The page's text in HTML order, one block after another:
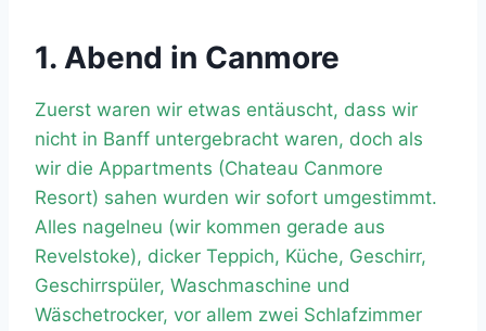
1. Abend in Canmore
Zuerst waren wir etwas entäuscht, dass wir
nicht in Banff untergebracht waren, doch als
wir die Appartments (Chateau Canmore
Resort) sahen wurden wir sofort umgestimmt.
Alles nagelneu (wir kommen gerade aus
Revelstoke), dicker Teppich, Küche, Geschirr,
Geschirrspüler, Waschmaschine und
Wäschetrocker, vor allem zwei Schlafzimmer